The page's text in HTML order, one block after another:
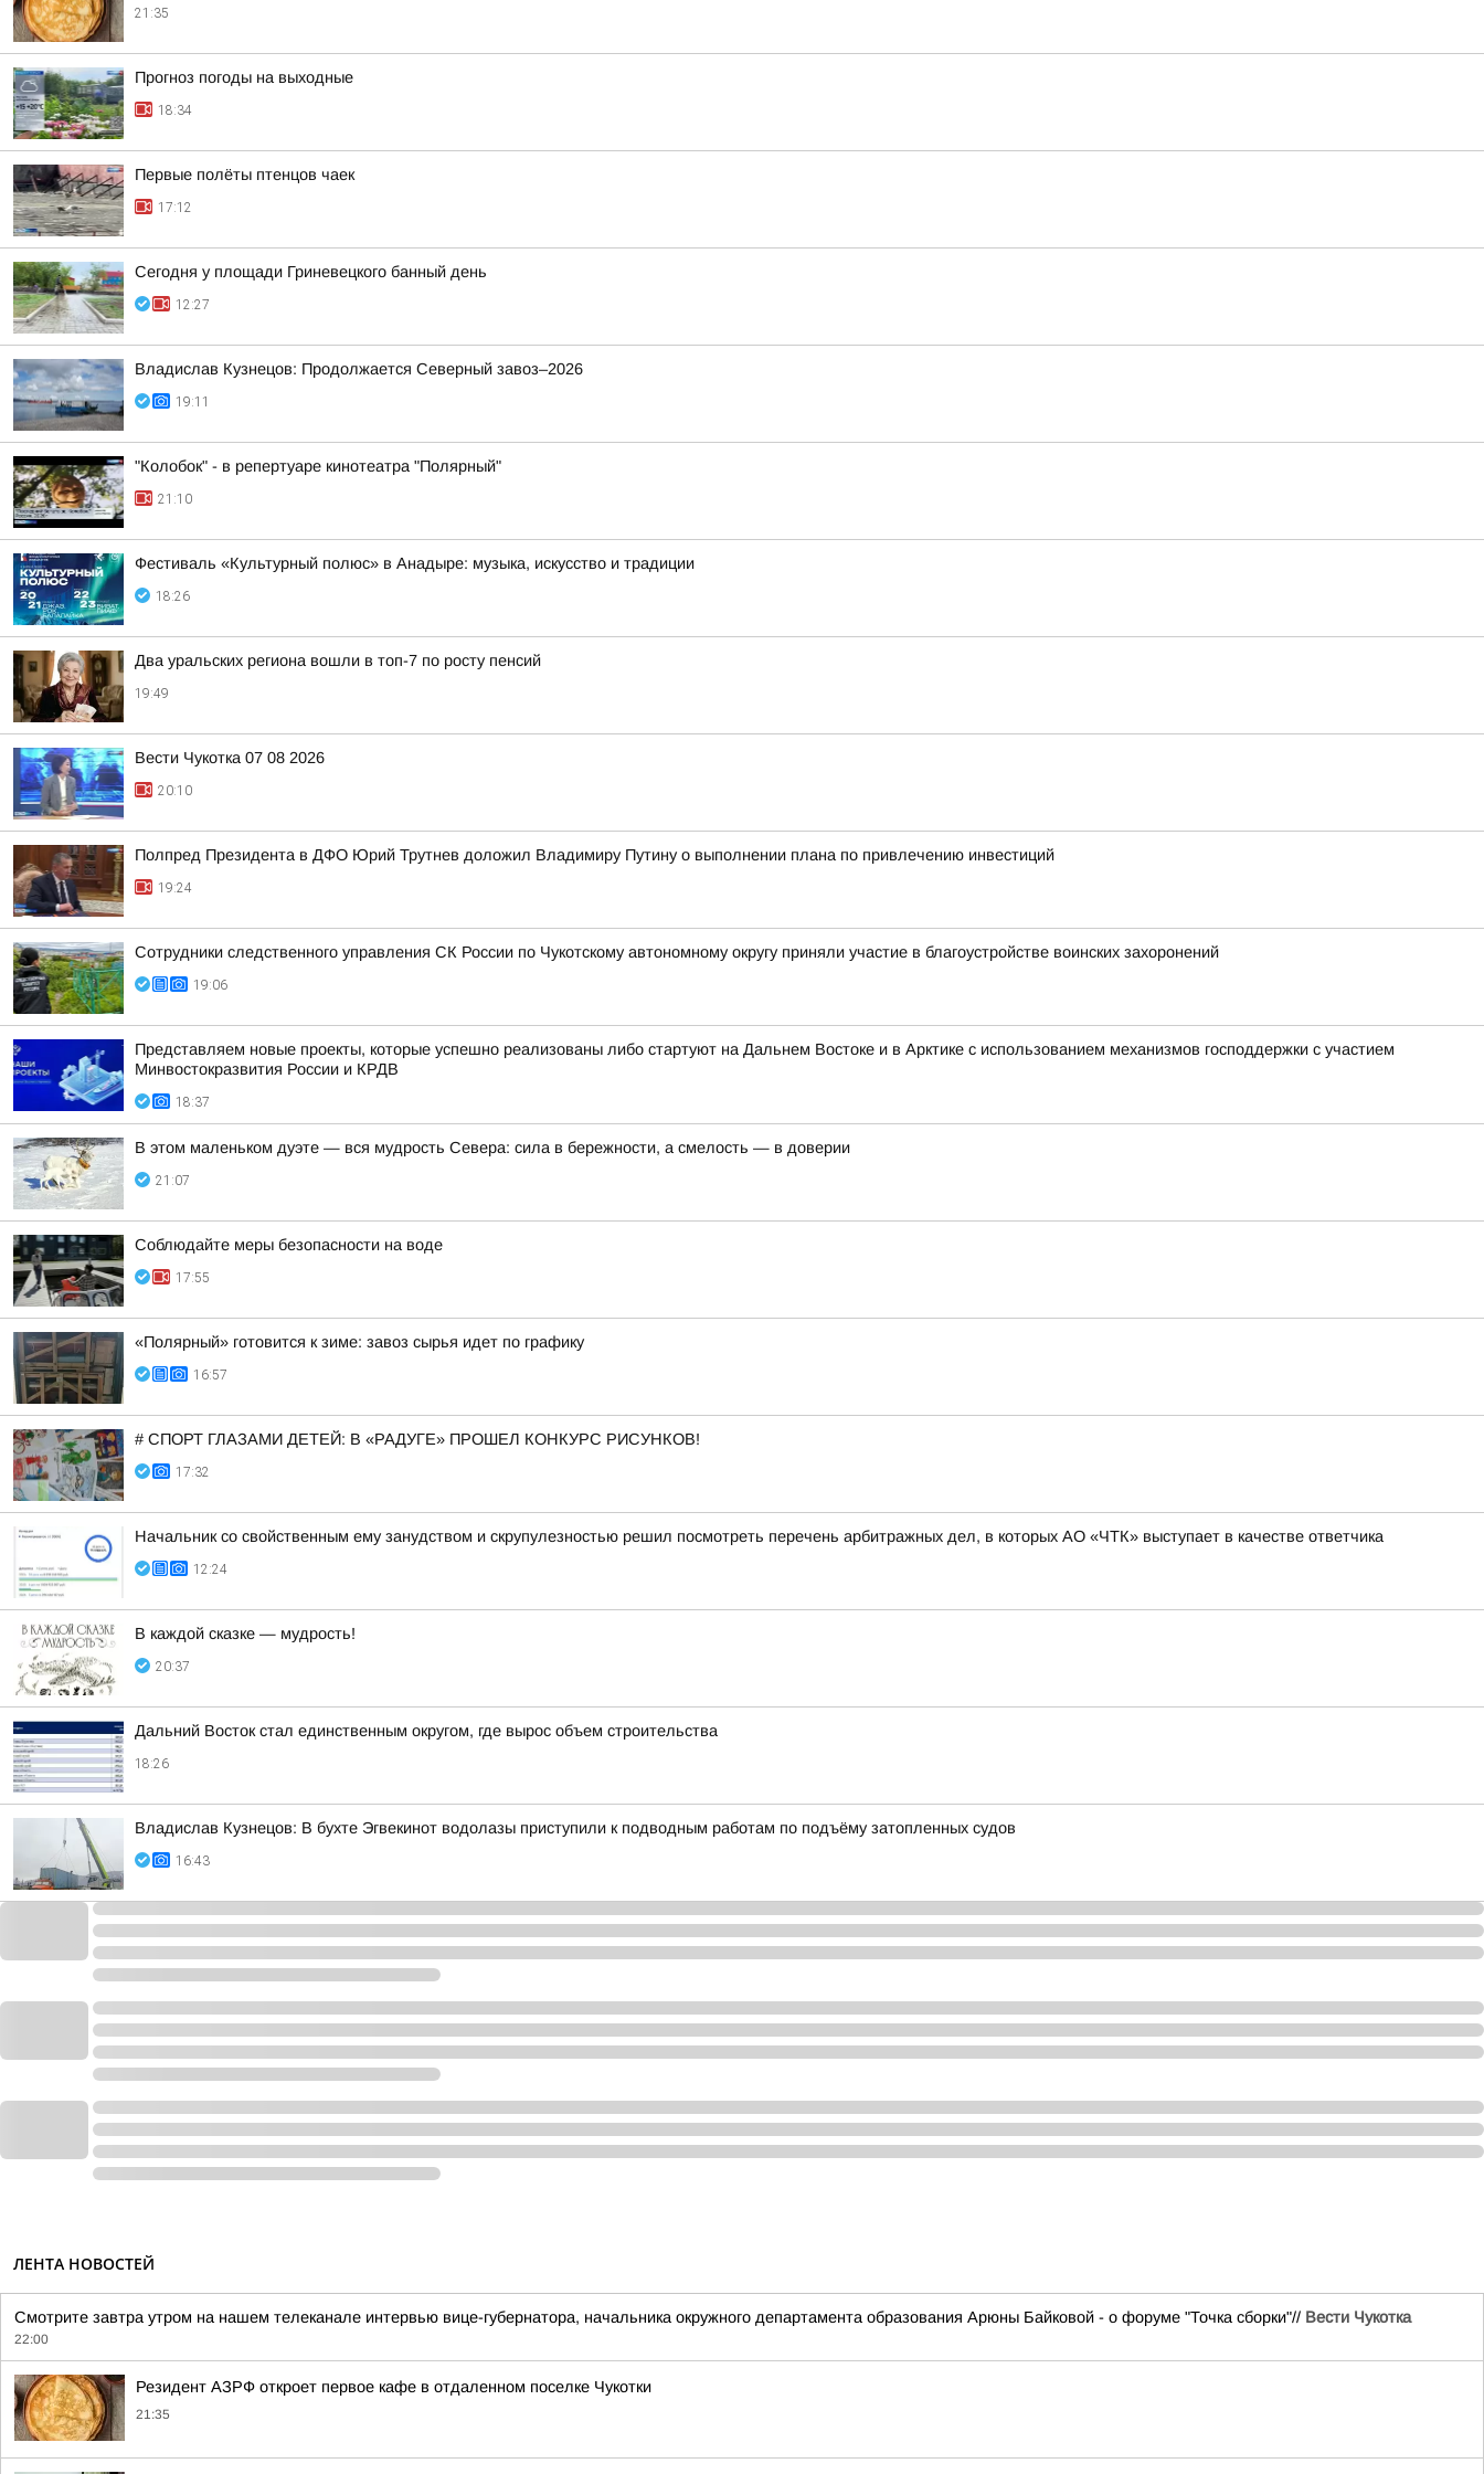
21:35
Прогноз погоды на выходные
18:34
Первые полёты птенцов чаек
17:12
Сегодня у площади Гриневецкого банный день
12:27
Владислав Кузнецов: Продолжается Северный завоз–2026
19:11
"Колобок" - в репертуаре кинотеатра "Полярный"
21:10
Фестиваль «Культурный полюс» в Анадыре: музыка, искусство и традиции
18:26
Два уральских региона вошли в топ-7 по росту пенсий
19:49
Вести Чукотка 07 08 2026
20:10
Полпред Президента в ДФО Юрий Трутнев доложил Владимиру Путину о выполнении плана по привлечению инвестиций
19:24
Сотрудники следственного управления СК России по Чукотскому автономному округу приняли участие в благоустройстве воинских захоронений
19:06
Представляем новые проекты, которые успешно реализованы либо стартуют на Дальнем Востоке и в Арктике с использованием механизмов господдержки с участием
Минвостокразвития России и КРДВ
18:37
В этом маленьком дуэте — вся мудрость Севера: сила в бережности, а смелость — в доверии
21:07
Соблюдайте меры безопасности на воде
17:55
«Полярный» готовится к зиме: завоз сырья идет по графику
16:57
# СПОРТ ГЛАЗАМИ ДЕТЕЙ: В «РАДУГЕ» ПРОШЕЛ КОНКУРС РИСУНКОВ!
17:32
Начальник со свойственным ему занудством и скрупулезностью решил посмотреть перечень арбитражных дел, в которых АО «ЧТК» выступает в качестве ответчика
12:24
В каждой сказке — мудрость!
20:37
Дальний Восток стал единственным округом, где вырос объем строительства
18:26
Владислав Кузнецов: В бухте Эгвекинот водолазы приступили к подводным работам по подъёму затопленных судов
16:43
ЛЕНТА НОВОСТЕЙ
Смотрите завтра утром на нашем телеканале интервью вице-губернатора, начальника окружного департамента образования Арюны Байковой - о форуме "Точка сборки"// Вести Чукотка
22:00
Резидент АЗРФ откроет первое кафе в отдаленном поселке Чукотки
21:35